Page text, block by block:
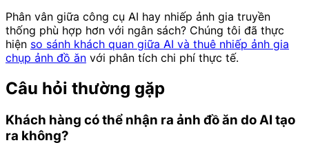
Phân vân giữa công cụ AI hay nhiếp ảnh gia truyền
thống phù hợp hơn với ngân sách? Chúng tôi đã thực
hiện so sánh khách quan giữa AI và thuê nhiếp ảnh gia
chụp ảnh đồ ăn với phân tích chi phí thực tế.
Câu hỏi thường gặp
Khách hàng có thể nhận ra ảnh đồ ăn do AI tạo
ra không?